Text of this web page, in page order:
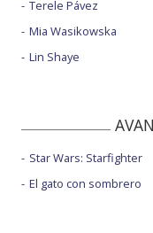
Terele Pávez
Mia Wasikowska
Lin Shaye
Star Wars: Starfighter
El gato con sombrero